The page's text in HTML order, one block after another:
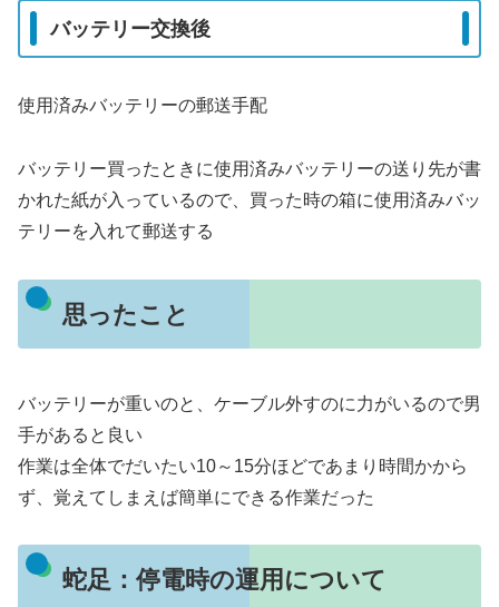
バッテリー交換後
使用済みバッテリーの郵送手配
バッテリー買ったときに使用済みバッテリーの送り先が書
かれた紙が入っているので、買った時の箱に使用済みバッ
テリーを入れて郵送する
思ったこと
バッテリーが重いのと、ケーブル外すのに力がいるので男
手があると良い
作業は全体でだいたい10～15分ほどであまり時間かから
ず、覚えてしまえば簡単にできる作業だった
蛇足：停電時の運用について